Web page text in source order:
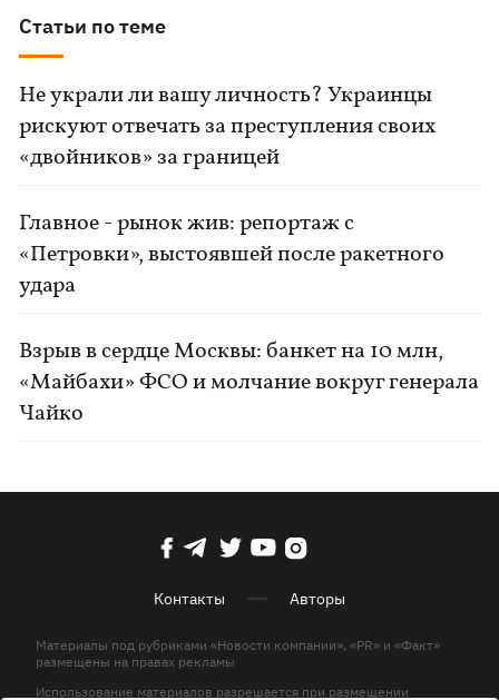
Статьи по теме
Не украли ли вашу личность? Украинцы
рискуют отвечать за преступления своих
«двойников» за границей
Главное - рынок жив: репортаж с
«Петровки», выстоявшей после ракетного
удара
Взрыв в сердце Москвы: банкет на 10 млн,
«Майбахи» ФСО и молчание вокруг генерала
Чайко
Контакты Авторы
Материалы под рубриками «Новости компании», «PR» и «Факт»
размещены на правах рекламы
Использование материалов разрешается при размещении